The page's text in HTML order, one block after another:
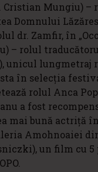
Cristian Mungiu)
Domnului
dr. Zamfir, în
– rolul
unicul lungmetraj
în selecţia
rolul Anca
a fost
mai bună actriță
Amohnoaiei din
un film cu 5